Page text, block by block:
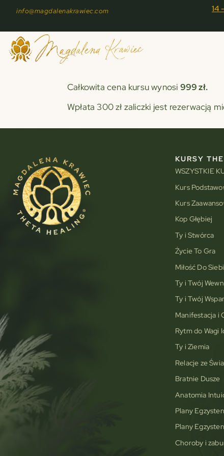
info@magdalenakrawiec.com 14
Całkowita cena kursu wynosi 999 zł.
Wpłata 300 zł zaliczki jest rezerwacją
KURSY
WSZYSTKIE
Kurs
Kurs
Kop Głębiej
Ty i Stwórca
Życie To Gra
Miłość Do
Ty i Twój
Ty i Twój
Manifestacja i
Rytm do Wagi
Ty i Ziemia
Relacje ze
Bratnie Dusze
Anatomia
Plany
Plany
Choroby i